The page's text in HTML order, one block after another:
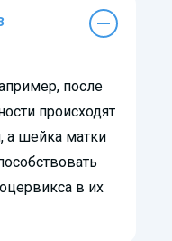
после
происходят
а шейка матки
в их